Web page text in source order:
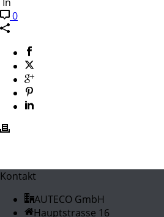
0
Kontakt
AUTECO GmbH
Hauptstrasse 16